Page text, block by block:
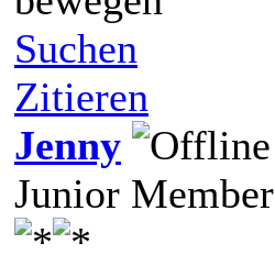
Suchen
Zitieren
Jenny
Junior Member